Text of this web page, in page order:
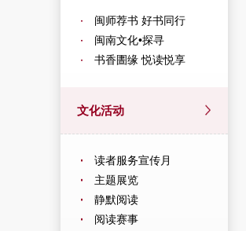
闽师荐书 好书同行
闽南文化•探寻
书香圕缘 悦读悦享
文化活动
读者服务宣传月
主题展览
静默阅读
阅读赛事